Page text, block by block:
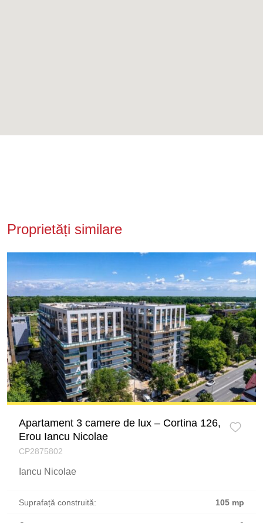
Proprietăți similare
Apartament 3 camere de lux – Cortina 126,
Erou Iancu Nicolae
CP2875802
Iancu Nicolae
Suprafață construită: 105 mp